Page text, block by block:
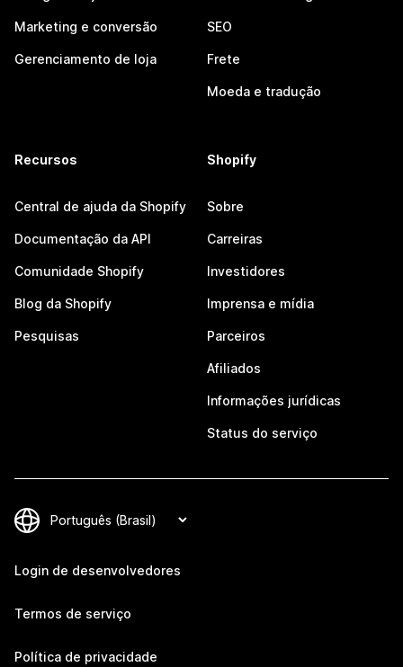
Marketing e conversão
Gerenciamento de loja
SEO
Frete
Moeda e tradução
Recursos
Central de ajuda da Shopify
Documentação da API
Comunidade Shopify
Blog da Shopify
Pesquisas
Shopify
Sobre
Carreiras
Investidores
Imprensa e mídia
Parceiros
Afiliados
Informações jurídicas
Status do serviço
Login de desenvolvedores
Termos de serviço
Política de privacidade